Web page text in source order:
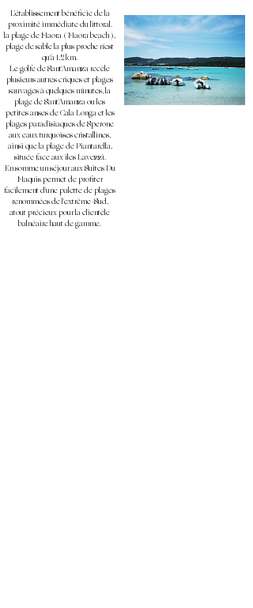
L'établissement bénéficie de la
proximité immédiate du littoral.
la plage de Maora ( Maora beach ),
plage de sable la plus proche n'est
qu'à 1,2 km.
Le golfe de Sant'Amanza recèle
plusieurs autres criques et plages
sauvages à quelques minutes, la
plage de Sant'Amanza ou les
petites anses de Cala Longa et les
plages paradisiaques de Sperone
aux eaux turquoises cristallines,
ainsi que la plage de Piantarella,
située face aux iles Lavezzi.
En somme un séjour aux Suites Du
Maquis permet de profiter
facilement d'une palette de plages
renommées de l'extrême-Sud,
atout précieux pour la clientèle
balnéaire haut de gamme.